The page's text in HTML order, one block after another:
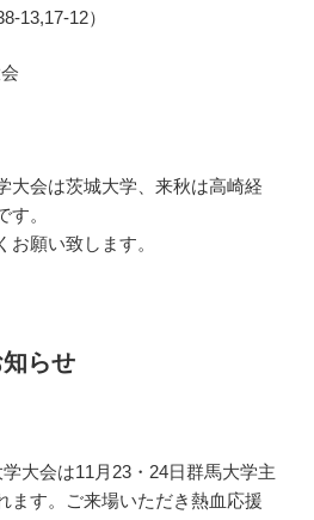
13,17-12）
大会は茨城大学、来秋は高崎経
。
お願い致します。
らせ
大会は11月23・24日群馬大学主
ます。ご来場いただき熱血応援